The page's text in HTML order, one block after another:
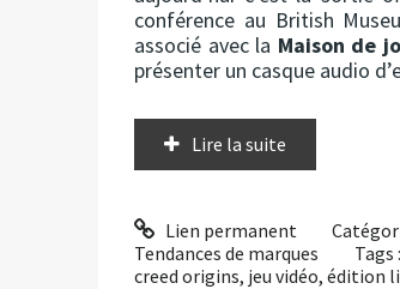
conférence au British
associé avec la Maison de
présenter un casque audio
Lire la suite
Lien permanent
Tendances de marques
Tags :
creed origins, jeu vidéo, édition